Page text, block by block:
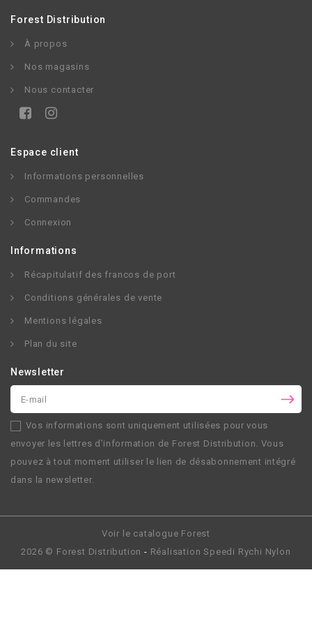
Forest Distribution
À propos
Nos magasins
Nous contacter
Espace client
Informations personnelles
Commandes
Connexion
Informations
Récapitulatif des francos de port
Conditions générales de vente
Mentions légales
Plan du site
Newsletter
Vos informations sont uniquement utilisées pour vous
envoyer les lettres d’information de Forest Distribution. Vous
pouvez à tout moment utiliser le lien de désabonnement intégré
dans la newsletter.
Voir le catalogue Forest
2026 © Forest Distribution - RéalisationSpeedi Rychi Nylon